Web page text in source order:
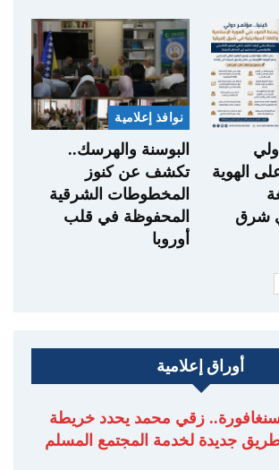
الهوية
شرق
نوافذ إعلامية
البوسنة والهرسك..
تكشف عن كنوز
المخطوطات الشرقية
المحفوظة في قلب
أوروبا
أوراق إعلامية
زقي محمد يحدد خريطة
جديدة لخدمة المجتمع المسلم